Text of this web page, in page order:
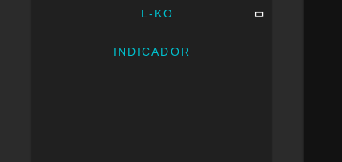
L-KO
INDICADOR